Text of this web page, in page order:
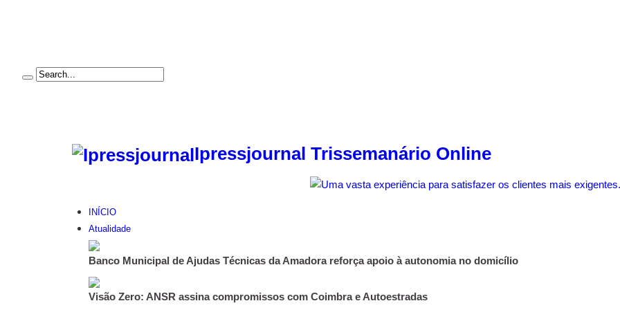
Ipressjournal Trissemanário Online
INÍCIO
Atualidade
Banco Municipal de Ajudas Técnicas da Amadora reforça apoio à autonomia no domicílio
Visão Zero: ANSR assina compromissos com Coimbra e Autoestradas